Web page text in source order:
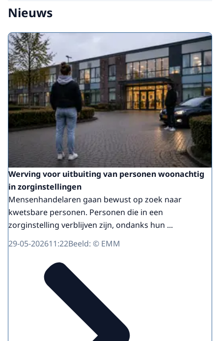
Nieuws
Werving voor uitbuiting van personen woonachtig
in zorginstellingen
Mensenhandelaren gaan bewust op zoek naar
kwetsbare personen. Personen die in een
zorginstelling verblijven zijn, ondanks hun ...
29-05-202611:22Beeld: © EMM